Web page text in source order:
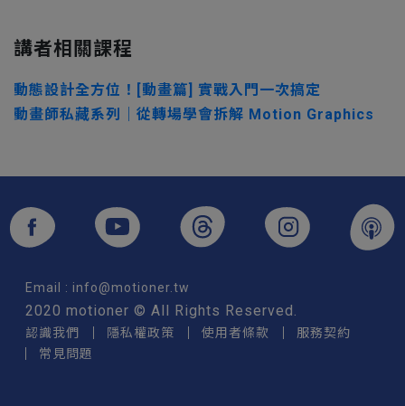
講者相關課程
動態設計全方位！[動畫篇] 實戰入門一次搞定
動畫師私藏系列｜從轉場學會拆解 Motion Graphics
Email : info@motioner.tw
2020 motioner © All Rights Reserved.
認識我們 隱私權政策 使用者條款
服務契約
常見問題